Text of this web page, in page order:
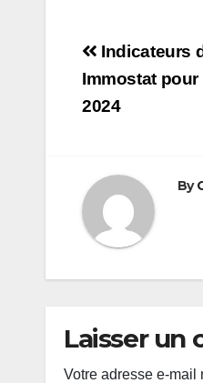
de
l’article
Indicateurs
Immostat pour
2024
By
Laisser un
Votre adresse e-mail